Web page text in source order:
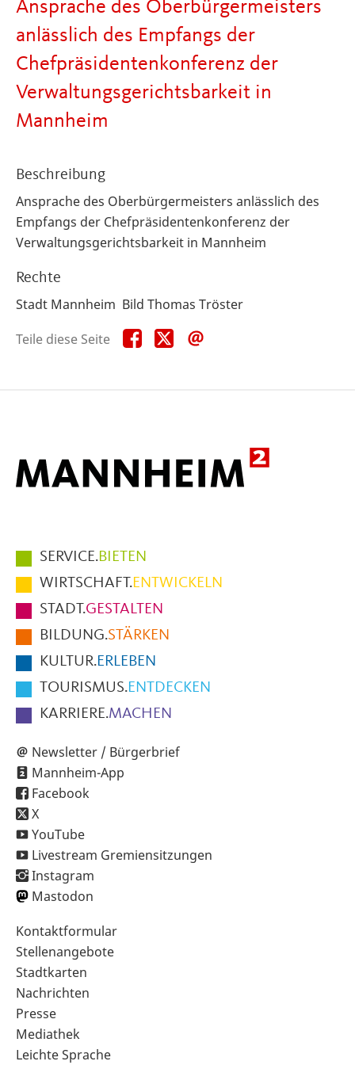
Ansprache des Oberbürgermeisters
anlässlich des Empfangs der
Chefpräsidentenkonferenz der
Verwaltungsgerichtsbarkeit in
Mannheim
Beschreibung
Ansprache des Oberbürgermeisters anlässlich des
Empfangs der Chefpräsidentenkonferenz der
Verwaltungsgerichtsbarkeit in Mannheim
Rechte
Stadt Mannheim Bild Thomas Tröster
Teile diese Seite
Teile
diese
Teile
diese
Hauptmenüpunkte
im
Fußbereich
der
Seite
SERVICE.BIETEN
WIRTSCHAFT.ENTWICKELN
STADT.GESTALTEN
BILDUNG.STÄRKEN
KULTUR.ERLEBEN
TOURISMUS.ENTDECKEN
KARRIERE.MACHEN
Newsletter / Bürgerbrief
Mannheim-App
Facebook
X
YouTube
Livestream Gremiensitzungen
Instagram
Mastodon
Sekundärnavigation
im
Fußbereich
Kontaktformular
Stellenangebote
Stadtkarten
Nachrichten
Presse
Mediathek
Leichte Sprache